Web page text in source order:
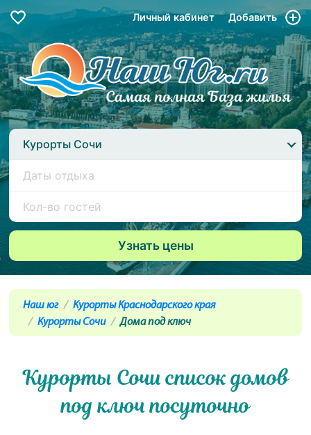
Личный кабинет Добавить
Курорты Сочи
Наш юг
Курорты Краснодарского края
Курорты Сочи
Дома под ключ
Курорты Сочи список домов
под ключ посуточно